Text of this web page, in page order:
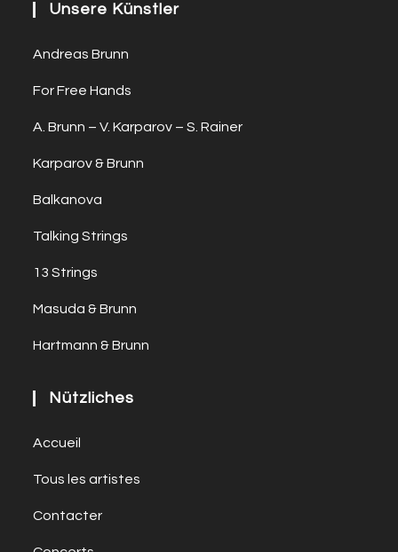
Unsere Künstler
Andreas Brunn
For Free Hands
A. Brunn – V. Karparov – S. Rainer
Karparov & Brunn
Balkanova
Talking Strings
13 Strings
Masuda & Brunn
Hartmann & Brunn
Nützliches
Accueil
Tous les artistes
Contacter